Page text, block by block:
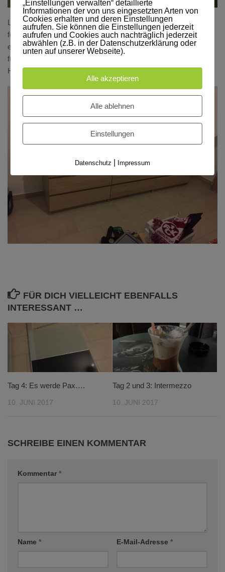
Leider erfordert jede Kommode Hämmern um die Rückwand
fest zu nageln und auch jede Schublade hat 4 Plastikdübel, die
eingeschlagen werden müssen, daher muss ich um 22:00 Uhr
für heute aufgeben. Die Kommoden-Wand ist leider nur zur
Hälfte fertig. To be continued…..
FÜR DICH VIELLEICHT EBENFALLS
INTERESSANT …
Tag 4: Es werde Pax….
10. JUNI 2017
Tag 2 und 3: Intermezzo
10. JUNI 2017
SCHREIBE EINEN KOMMENTAR
Kommentar *
Name * E-Mail-Adresse *
„Einstellungen verwalten“ detaillierte
Informationen der von uns eingesetzten Arten von
Cookies erhalten und deren Einstellungen
aufrufen. Sie können die Einstellungen jederzeit
aufrufen und Cookies auch nachträglich jederzeit
abwählen (z.B. in der Datenschutzerklärung oder
unten auf unserer Webseite).
Alle akzeptieren
Alle ablehnen
Einstellungen
Datenschutz Impressum